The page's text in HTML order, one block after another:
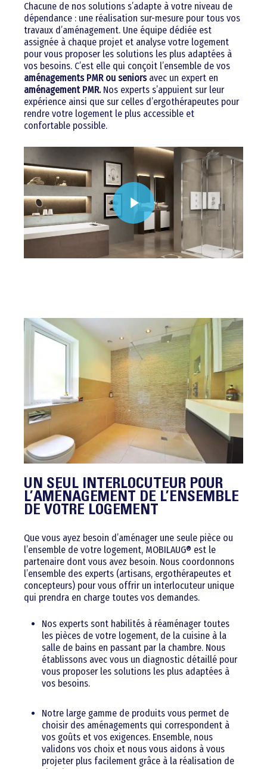
Chacune de nos solutions s’adapte à votre niveau de
dépendance : une réalisation sur-mesure pour tous vos
travaux d’aménagement. Une équipe dédiée est
assignée à chaque projet et analyse votre logement
pour vous proposer les solutions les plus adaptées à
vos besoins. C’est elle qui conçoit l’ensemble de vos
aménagements PMR ou seniors avec un expert en
aménagement PMR.Nos experts s’appuient sur leur
expérience ainsi que sur celles d’ergothérapeutes pour
rendre votre logement le plus accessible et
confortable possible.
UN SEUL INTERLOCUTEUR POUR
L’AMÉNAGEMENT DE L’ENSEMBLE
DE VOTRE LOGEMENT
Que vous ayez besoin d’aménager une seule pièce ou
l’ensemble de votre logement, MOBILAUG® est le
partenaire dont vous avez besoin. Nous coordonnons
l’ensemble des experts (artisans, ergothérapeutes et
concepteurs) pour vous offrir un interlocuteur unique
qui prendra en charge toutes vos demandes.
Nos experts sont habilités à réaménager toutes
les pièces de votre logement, de la cuisine à la
salle de bains en passant par la chambre. Nous
établissons avec vous un diagnostic détaillé pour
vous proposer les solutions les plus adaptées à
vos besoins.
Notre large gamme de produits vous permet de
choisir des aménagements qui correspondent à
vos goûts et vos exigences. Ensemble, nous
validons vos choix et nous vous aidons à vous
projeter plus facilement grâce à la réalisation de